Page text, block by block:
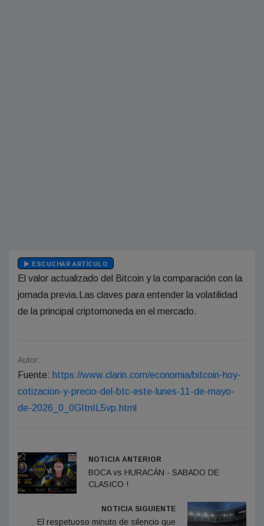
ESCUCHAR ARTÍCULO
El valor actualizado del Bitcoin y la comparación con la
jornada previa.Las claves para entender la volatilidad
de la principal criptomoneda en el mercado.
Autor:
Fuente: https://www.clarin.com/economia/bitcoin-hoy-
cotizacion-y-precio-del-btc-este-lunes-11-de-mayo-
de-2026_0_0GItnIL5vp.html
NOTICIA ANTERIOR
BOCA vs HURACÁN - SABADO DE
CLASICO !
NOTICIA SIGUIENTE
El respetuoso minuto de silencio que